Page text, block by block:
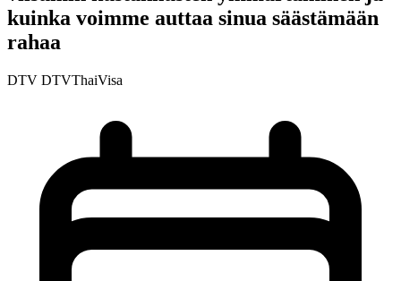
kuinka voimme auttaa sinua säästämään
rahaa
DTV DTVThaiVisa